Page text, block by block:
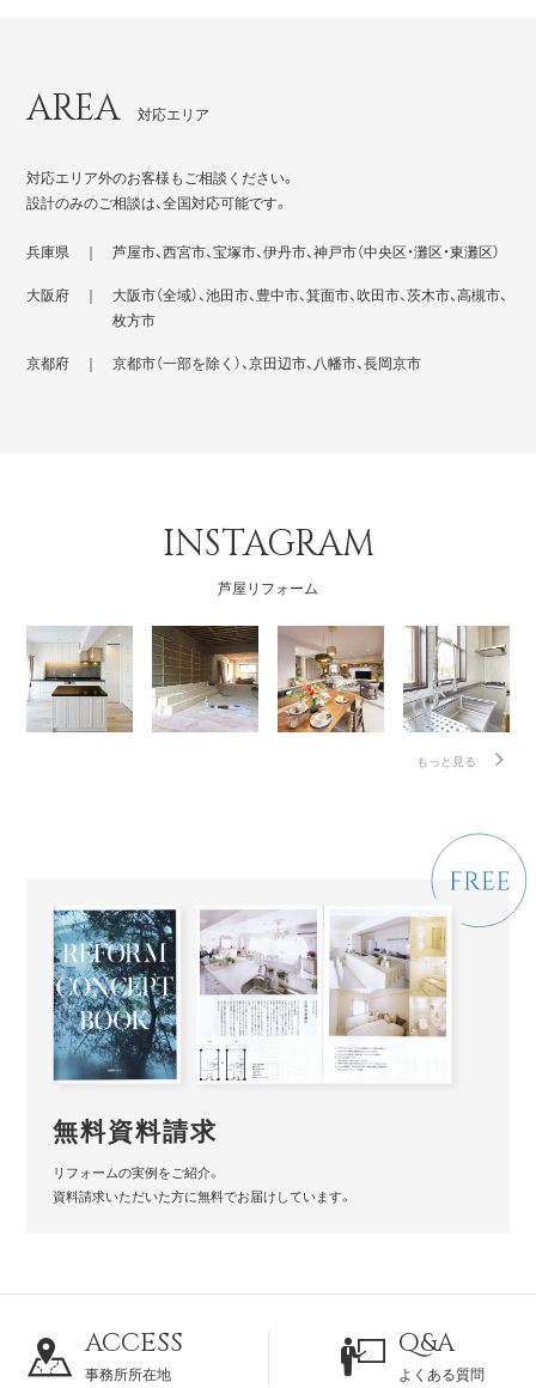
AREA 対応エリア
対応エリア外のお客様もご相談ください。
設計のみのご相談は、全国対応可能です。
兵庫県 ｜芦屋市、西宮市、宝塚市、伊丹市、神戸市（中央区・灘区・東灘区）
大阪府 ｜ 大阪市（全域）、池田市、豊中市、箕面市、吹田市、茨木市、高槻市、
枚方市
京都府 ｜京都市（一部を除く）、京田辺市、八幡市、長岡京市
INSTAGRAM
芦屋リフォーム
もっと見る
無料資料請求
リフォームの実例をご紹介。
資料請求いただいた方に無料でお届けしています。
ACCESS
事務所所在地
Q&A
よくある質問